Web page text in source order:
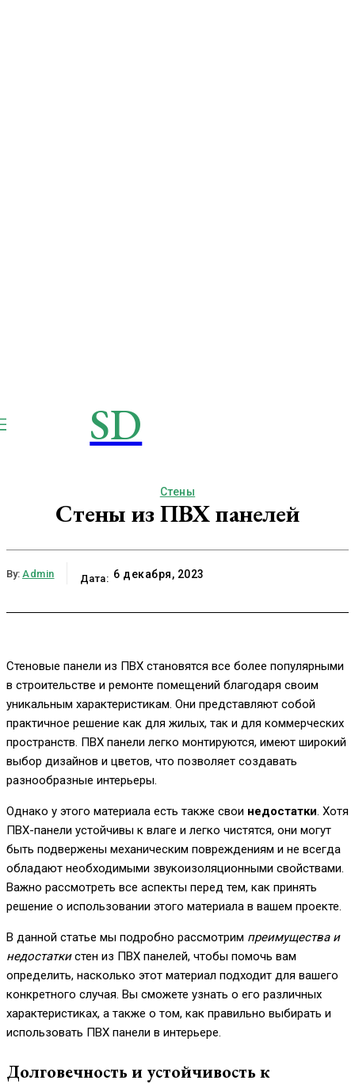
SD
Стены
Стены из ПВХ панелей
By: Admin Дата: 6 декабря, 2023
Стеновые панели из ПВХ становятся все более популярными
в строительстве и ремонте помещений благодаря своим
уникальным характеристикам. Они представляют собой
практичное решение как для жилых, так и для коммерческих
пространств. ПВХ панели легко монтируются, имеют широкий
выбор дизайнов и цветов, что позволяет создавать
разнообразные интерьеры.
Однако у этого материала есть также свои недостатки. Хотя
ПВХ-панели устойчивы к влаге и легко чистятся, они могут
быть подвержены механическим повреждениям и не всегда
обладают необходимыми звукоизоляционными свойствами.
Важно рассмотреть все аспекты перед тем, как принять
решение о использовании этого материала в вашем проекте.
В данной статье мы подробно рассмотрим преимущества и
недостаткистен из ПВХ панелей, чтобы помочь вам
определить, насколько этот материал подходит для вашего
конкретного случая. Вы сможете узнать о его различных
характеристиках, а также о том, как правильно выбирать и
использовать ПВХ панели в интерьере.
Долговечность и устойчивость к